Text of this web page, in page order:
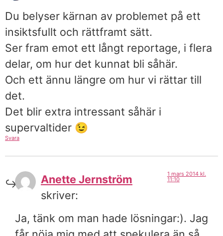
Du belyser kärnan av problemet på ett
insiktsfullt och rättframt sätt.
Ser fram emot ett långt reportage, i flera
delar, om hur det kunnat bli såhär.
Och ett ännu längre om hur vi rättar till
det.
Det blir extra intressant såhär i
supervaltider 😉
Svara
Anette Jernström
skriver:
1 mars 2014 kl.
11:10
Ja, tänk om man hade lösningar:). Jag